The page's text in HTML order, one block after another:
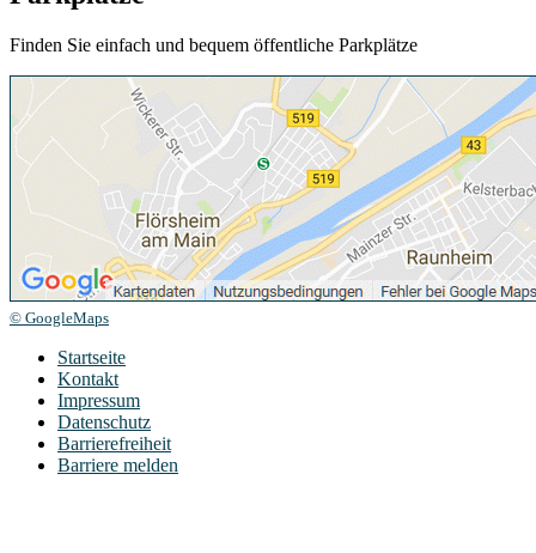
Finden Sie einfach und bequem öffentliche Parkplätze
© GoogleMaps
Startseite
Kontakt
Impressum
Datenschutz
Barrierefreiheit
Barriere melden